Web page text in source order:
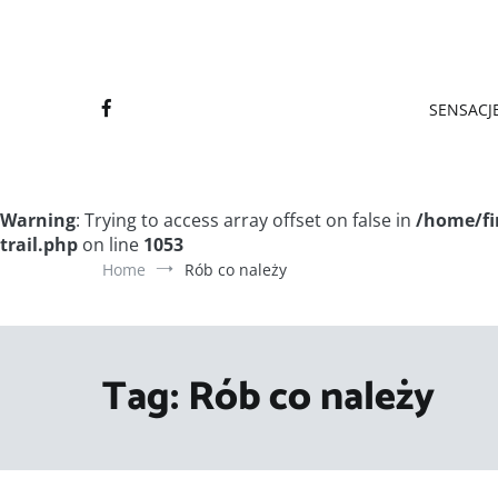
Warning: Trying to access array offset on false in /home/
trail.php on line 1053
Home Rób co należy
Tag: Rób co należy